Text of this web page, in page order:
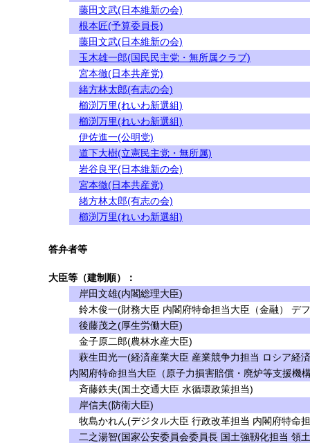
藤田文武(日本維新の会)
根本匠(予算委員長)
藤田文武(日本維新の会)
玉木雄一郎(国民民主党・無所属クラブ)
宮本徹(日本共産党)
緒方林太郎(有志の会)
櫛渕万里(れいわ新選組)
櫛渕万里(れいわ新選組)
伊佐進一(公明党)
道下大樹(立憲民主党・無所属)
岩谷良平(日本維新の会)
宮本徹(日本共産党)
緒方林太郎(有志の会)
櫛渕万里(れいわ新選組)
答弁者等
大臣等（建制順）：
岸田文雄(内閣総理大臣)
鈴木俊一(財務大臣 内閣府特命担当大臣（金融） デ
後藤茂之(厚生労働大臣)
金子原二郎(農林水産大臣)
萩生田光一(経済産業大臣 産業競争力担当 ロシア経
内閣府特命担当大臣（原子力損害賠償・廃炉等支援機
斉藤鉄夫(国土交通大臣 水循環政策担当)
岸信夫(防衛大臣)
牧島かれん(デジタル大臣 行政改革担当 内閣府特命
二之湯智(国家公安委員会委員長 国土強靱化担当 領